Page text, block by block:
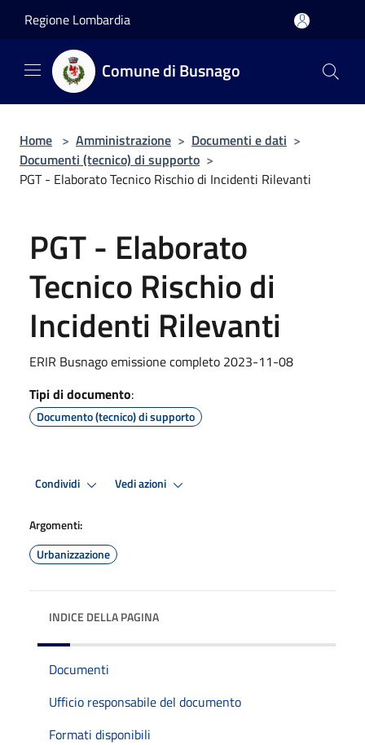
Regione Lombardia
Comune di Busnago
Home > Amministrazione > Documenti e dati >
Documenti (tecnico) di supporto >
PGT - Elaborato Tecnico Rischio di Incidenti Rilevanti
PGT - Elaborato
Tecnico Rischio di
Incidenti Rilevanti
ERIR Busnago emissione completo 2023-11-08
Tipi di documento:
Documento (tecnico) di supporto
Condividi Vedi azioni
Argomenti:
Urbanizzazione
INDICE DELLA PAGINA
Documenti
Ufficio responsabile del documento
Formati disponibili